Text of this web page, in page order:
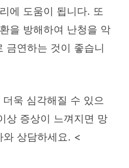
에 도움이 됩니다. 또
을 방해하여 난청을 악
금연하는 것이 좋습니
욱 심각해질 수 있으
상 증상이 느껴지면 망
와 상담하세요. <